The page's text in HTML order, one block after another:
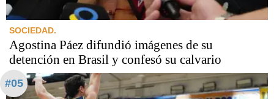
SOCIEDAD.
Agostina Páez difundió imágenes de su
detención en Brasil y confesó su calvario
#05